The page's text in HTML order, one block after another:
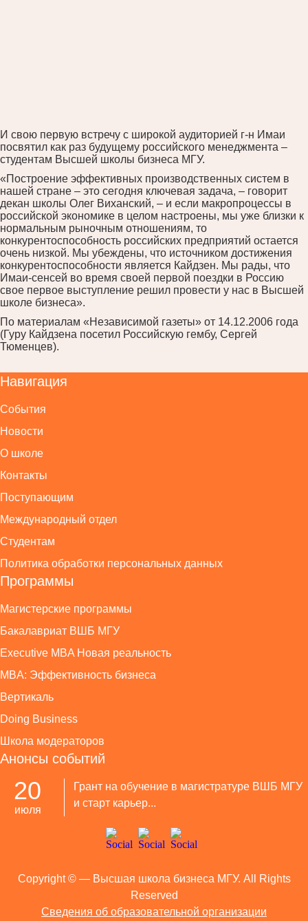
И свою первую встречу с широкой аудиторией г-н Имаи
посвятил как раз будущему российского менеджмента –
студентам Высшей школы бизнеса МГУ.
«Построение эффективных производственных систем в
нашей стране – это сегодня ключевая задача, – говорит
декан школы Олег Виханский, – и если макропроцессы в
российской экономике в целом настроены, мы уже близки к
нормальным рыночным отношениям, то
конкурентоспособность российских предприятий остается
очень низкой. Мы убеждены, что источником достижения
конкурентоспособности является Кайдзен. Мы рады, что
Имаи-сенсей во время своей первой поездки в Россию
свое первое выступление решил провести у нас в Высшей
школе бизнеса».
По материалам «Независимой газеты» от 14.12.2006 года
(Гуру Кайдзена посетил Российскую гембу, Сергей
Тюменцев).
Навигация
События
Новости
О школе
Контакты
Поступающим
Международный отдел
Студентам
Политика обработки персональных данных
Программы
Магистерские программы
Бакалавриат ВШБ МГУ
Executive MBA Новая реальность
MBA: Эффективность бизнеса
Вертикаль
Doing Business
Школа модераторов
Анонсы событий
20
июля
Грант на обучение в магистратуре ВШБ МГУ
и старт карьер...
Copyright © — Высшая школа бизнеса МГУ. All Rights
Reserved
Сведения об образовательной организации